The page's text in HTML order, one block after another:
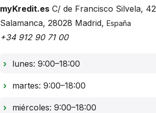
myKredit.es C/ de Francisco Silvela, 42
Salamanca, 28028 Madrid, España
+34 912 90 71 00
lunes: 9:00–18:00
martes: 9:00–18:00
miércoles: 9:00–18:00